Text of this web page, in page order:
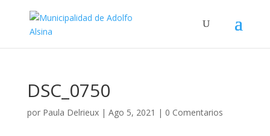
DSC_0750
por Paula Delrieux| Ago 5, 2021 | 0 Comentarios